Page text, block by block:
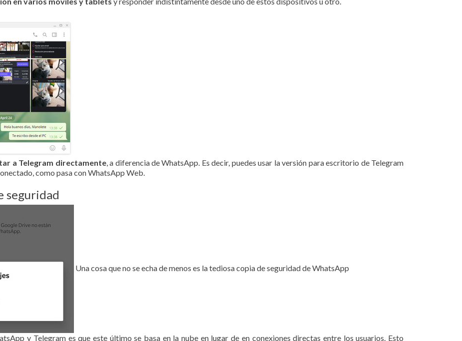
a Telegram directamente, a diferencia de WhatsApp. Es decir, puedes usar la versión para escritorio de Telegram
como pasa con WhatsApp Web.
seguridad
Una cosa que no se echa de menos es la tediosa copia de seguridad de WhatsApp
y Telegram es que este último se basa en la nube en lugar de en conexiones directas entre los usuarios. Esto